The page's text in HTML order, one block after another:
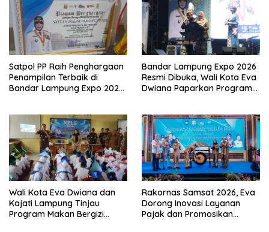
Satpol PP Raih Penghargaan
Penampilan Terbaik di
Bandar Lampung Expo 2026,
Masyarakat
Bandar Lampung Expo 2026
Resmi Dibuka, Wali Kota Eva
Dwiana Paparkan Program
Lampung
Wali Kota Eva Dwiana dan
Kajati Lampung Tinjau
Program Makan Bergizi
Rakornas Samsat 2026, Eva
Dorong Inovasi Layanan
Pajak dan Promosikan